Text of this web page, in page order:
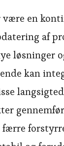
være en
af
løsninger
kan
færre